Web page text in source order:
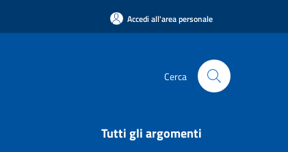
Accedi all'area personale
Cerca
Tutti gli argomenti